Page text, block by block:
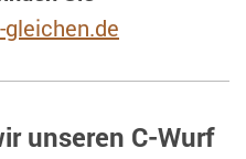
unseren C-Wurf